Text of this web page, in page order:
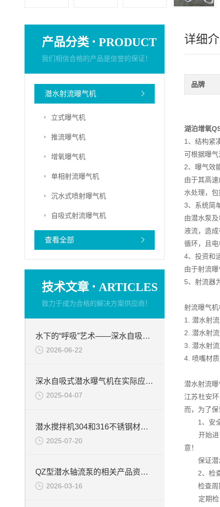
产品分类 · PRODUCT
我们相信合格的产品是信誉的保证！
潜水射流曝气机
立式曝气机
推流曝气机
增氧曝气机
单相射流曝气机
沉水式喷射曝气机
自吸式射流曝气机
查看全部
技术文章 · ARTICLES
致力于成为合格的解决方案供应商！
水下的“呼吸”艺术——深水自吸式潜水曝气机的技术原理与核心优势
2026-06-22
深水自吸式潜水曝气机在实际应用场景中的性能优势
2025-04-07
潜水搅拌机304和316不锈钢材质的区别
2025-07-20
QZ型潜水轴流泵的相关产品资料介绍
2026-03-16
详细
品牌
湖泊增氧
1、结构紧
可根据曝
2、曝气效
由于其高
水处理，
3、系统简
由潜水泵
液流，造
循环，且
4、投资和
由于射流
5、射流器
射流曝气
1. 潜水射
2..潜水射
3. 潜水射
4. 喷嘴材
潜水射流
江苏杜安
而，为了
1、安全
开始进行
意！
保证潜水
2、检查
检查周
定期检查